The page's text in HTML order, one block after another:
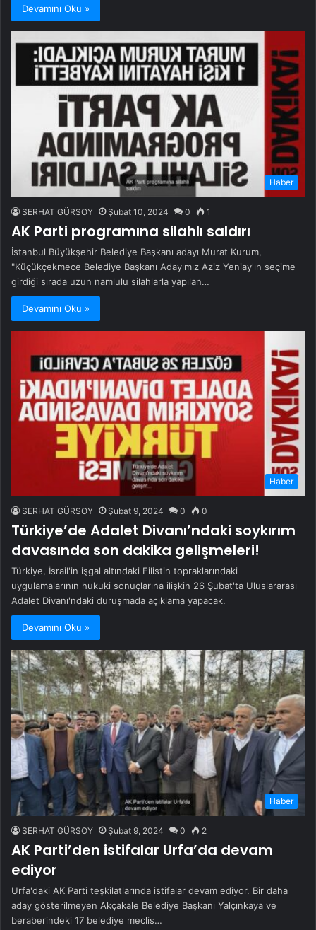
Devamını Oku »
Haber
SERHAT GÜRSOY Şubat 10, 2024 0 1
AK Parti programına silahlı saldırı
İstanbul Büyükşehir Belediye Başkanı adayı Murat Kurum,
"Küçükçekmece Belediye Başkanı Adayımız Aziz Yeniay'ın seçime
girdiği sırada uzun namlulu silahlarla yapılan…
Devamını Oku »
Haber
SERHAT GÜRSOY Şubat 9, 2024 0 0
Türkiye’de Adalet Divanı’ndaki soykırım
davasında son dakika gelişmeleri!
Türkiye, İsrail'in işgal altındaki Filistin topraklarındaki
uygulamalarının hukuki sonuçlarına ilişkin 26 Şubat'ta Uluslararası
Adalet Divanı'ndaki duruşmada açıklama yapacak.
Devamını Oku »
Haber
SERHAT GÜRSOY Şubat 9, 2024 0 2
AK Parti’den istifalar Urfa’da devam
ediyor
Urfa'daki AK Parti teşkilatlarında istifalar devam ediyor. Bir daha
aday gösterilmeyen Akçakale Belediye Başkanı Yalçınkaya ve
beraberindeki 17 belediye meclis…